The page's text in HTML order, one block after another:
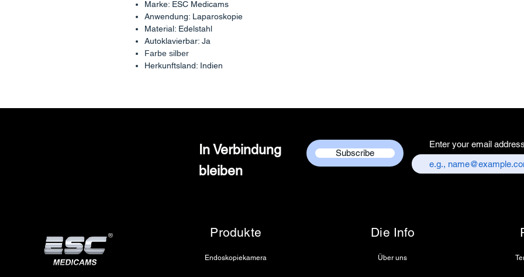
Marke: ESC Medicams
Anwendung: Laparoskopie
Material: Edelstahl
Autoklavierbar: Ja
Farbe silber
Herkunftsland: Indien
In Verbindung
bleiben
Subscribe
Enter your email address
Produkte
Endoskopiekamera
Die Info
Über uns